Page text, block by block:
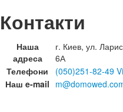
Контакти
Наша
адреса
г. Киев, ул.
6А
Телефони
(050)251-82-49
Наш e-mail